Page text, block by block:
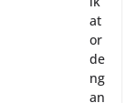
at
or
de
ng
an